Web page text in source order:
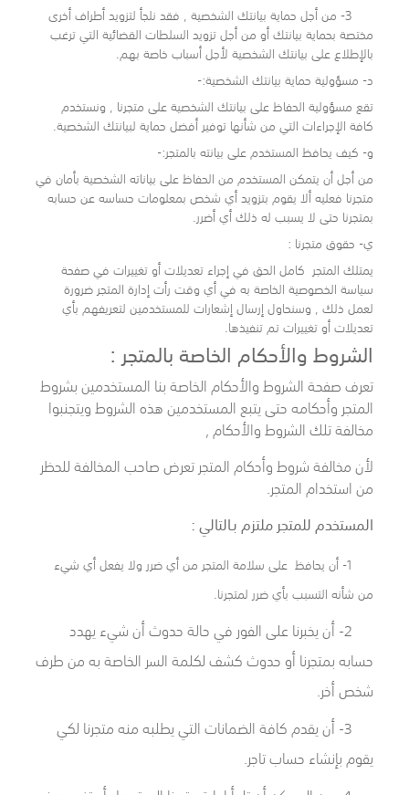
3- من أجل حماية بيانتك الشخصية , فقد نلجأ لتزويد أطراف أخرى
مختصة بحماية بيانتك أو من أجل تزويد السلطات القضائية التي ترغب
بالإطلاع على بيانتك الشخصية لأجل أسباب خاصة بهم.
د- مسؤولية حماية بيانتك الشخصية:-
تقع مسؤولية الحفاظ على بيانتك الشخصية على متجرنا , ونستخدم
كافة الإجراءات التي من شأنها توفير أفضل حماية لبيانتك الشخصية.
و- كيف يحافظ المستخدم على بيانته بالمتجر:-
من أجل أن يتمكن المستخدم من الحفاظ على بياناته الشخصية بأمان في
متجرنا فعليه ألا يقوم بتزويد أي شخص بمعلومات حساسه عن حسابه
بمتجرنا حتى لا يسبب له ذلك أي أضرر.
ي- حقوق متجرنا :
يمتلك المتجر كامل الحق في إجراء تعديلات أو تغييرات في صفحة
سياسة الخصوصية الخاصة به في أي وقت رأت إدارة المتجر ضرورة
لعمل ذلك , وسنحاول إرسال إشعارات للمستخدمين لتعريفهم بأي
تعديلات أو تغييرات تم تنفيذها.
الشروط والأحكام الخاصة بالمتجر :
تعرف صفحة الشروط والأحكام الخاصة بنا المستخدمين بشروط
المتجر وأحكامه حتى يتبع المستخدمين هذه الشروط ويتجنبوا
مخالفة تلك الشروط والأحكام ,
لأن مخالفة شروط وأحكام المتجر تعرض صاحب المخالفة للحظر
من استخدام المتجر.
المستخدم للمتجر ملتزم بـالتالي :
1- أن يحافظ على سلامة المتجر من أي ضرر ولا يفعل أي شيء
من شأنه التسبب بأي ضرر لمتجرنا.
2- أن يخبرنا على الفور في حالة حدوث أن شيء يهدد
حسابه بمتجرنا أو حدوث كشف لكلمة السر الخاصة به من طرف
شخص أخر.
3- أن يقدم كافة الضمانات التي يطلبه منه متجرنا لكي
يقوم بإنشاء حساب تاجر.